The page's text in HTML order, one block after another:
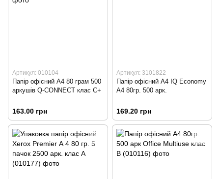
Артикул: 010104
Папір офісний А4 80 грам 500
аркушів Q-CONNECT клас С+
163.00 грн
Артикул: 3101822
Папір офісний А4 IQ Economy
A4 80гр. 500 арк.
169.20 грн